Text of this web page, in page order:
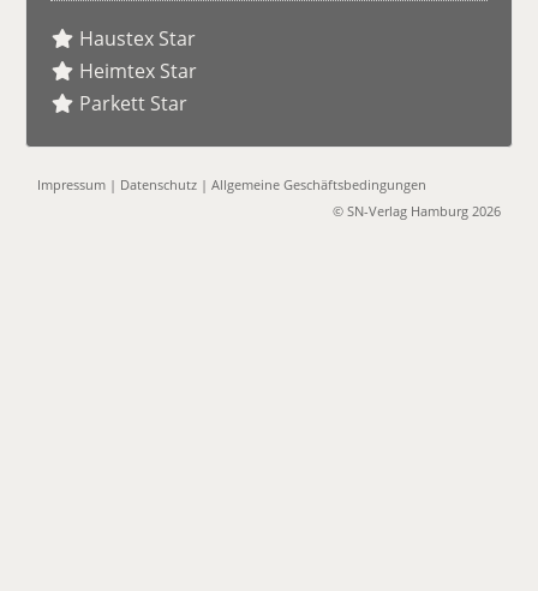
Haustex Star
Heimtex Star
Parkett Star
Impressum | Datenschutz |Allgemeine Geschäftsbedingungen
© SN-Verlag Hamburg 2026